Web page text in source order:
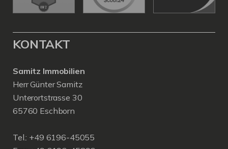
KONTAKT
Samitz Immobilien
Herr Günter Samitz
Unterortstrasse 30
65760 Eschborn
Tel.: +49 6196-45055